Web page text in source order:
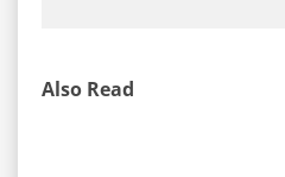
Also Read